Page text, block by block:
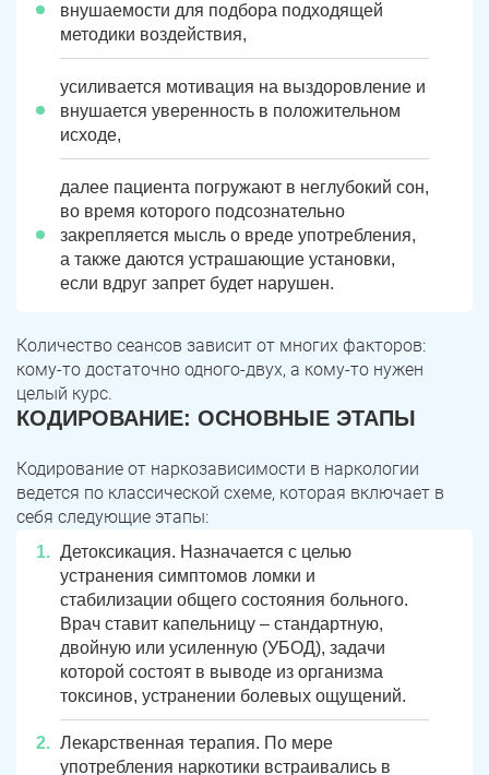
внушаемости для подбора подходящей
методики воздействия,
усиливается мотивация на выздоровление и
внушается уверенность в положительном
исходе,
далее пациента погружают в неглубокий сон,
во время которого подсознательно
закрепляется мысль о вреде употребления,
а также даются устрашающие установки,
если вдруг запрет будет нарушен.
Количество сеансов зависит от многих факторов:
кому-то достаточно одного-двух, а кому-то нужен
целый курс.
КОДИРОВАНИЕ: ОСНОВНЫЕ ЭТАПЫ
Кодирование от наркозависимости в наркологии
ведется по классической схеме, которая включает в
себя следующие этапы:
Детоксикация. Назначается с целью
устранения симптомов ломки и
стабилизации общего состояния больного.
Врач ставит капельницу – стандартную,
двойную или усиленную (УБОД), задачи
которой состоят в выводе из организма
токсинов, устранении болевых ощущений.
Лекарственная терапия. По мере
употребления наркотики встраивались в